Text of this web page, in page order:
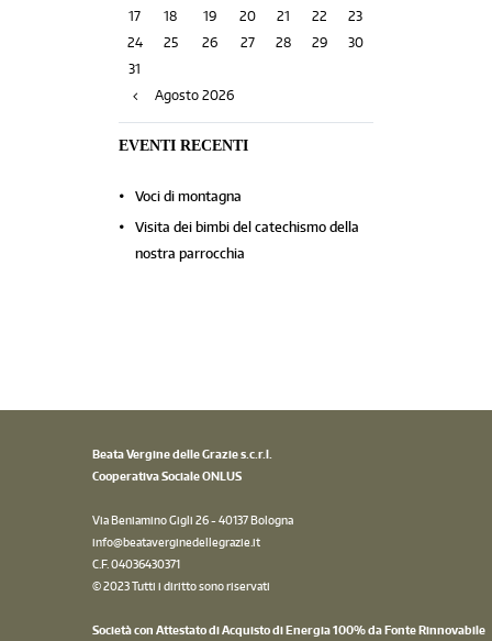
Agosto 2026
17
18 19 20 21 22
23
24
25 26 27 28 29
30
31
EVENTI RECENTI
Voci di montagna
Visita dei bimbi del catechismo della
nostra parrocchia
Beata Vergine delle Grazie s.c.r.l.
Cooperativa Sociale ONLUS
Via Beniamino Gigli 26 - 40137 Bologna
info@beataverginedellegrazie.it
C.F. 04036430371
© 2023 Tutti i diritto sono riservati
Società con Attestato di Acquisto di Energia 100% da Fonte Rinnovabile